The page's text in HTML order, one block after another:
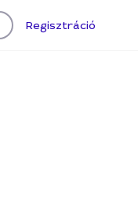
Regisztráció